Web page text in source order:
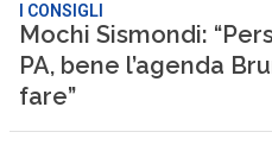
I CONSIGLI
Mochi Sismondi:
PA, bene l’agenda
fare”